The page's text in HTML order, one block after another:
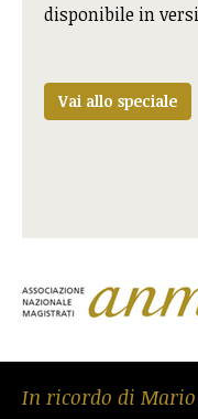
disponibile in
Vai allo speciale
In ricordo di